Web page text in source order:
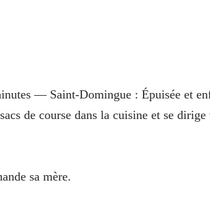
— Saint-Domingue : Épuisée et
de course dans la cuisine et se
sa mère.